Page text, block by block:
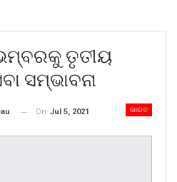
ତୃତୀୟ
ସମ୍ଭାବନା
ଭାରତ
On Jul 5, 2021